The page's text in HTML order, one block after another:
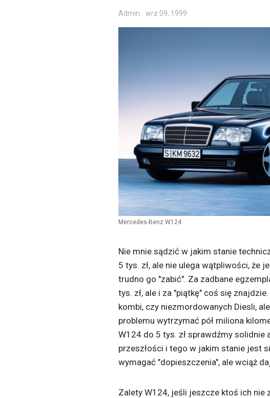
Admin wrz 09, 1999
Mercedes-Benz W124
Nie mnie sądzić w jakim stanie
5 tys. zł, ale nie ulega wątpliwości, że
trudno go "zabić". Za zadbane
tys. zł, ale i za "piątkę" coś się
kombi, czy niezmordowanych Diesli,
problemu wytrzymać pół miliona
W124 do 5 tys. zł sprawdźmy solidnie
przeszłości i tego w jakim stanie jest
wymagać "dopieszczenia", ale wciąż
Zalety W124, jeśli jeszcze ktoś ich nie